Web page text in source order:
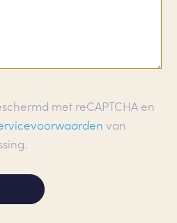
met reCAPTCHA en
van